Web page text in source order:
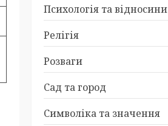
Психологія та відносини
Релігія
Розваги
Сад та город
Символіка та значення